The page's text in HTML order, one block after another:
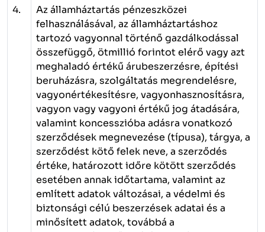
4.
Az államháztartás pénzeszközei
felhasználásával, az államháztartáshoz
tartozó vagyonnal történő gazdálkodással
összefüggő, ötmillió forintot elérő vagy azt
meghaladó értékű árubeszerzésre, építési
beruházásra, szolgáltatás megrendelésre,
vagyonértékesítésre, vagyonhasznosításra,
vagyon vagy vagyoni értékű jog átadására,
valamint koncesszióba adásra vonatkozó
szerződések megnevezése (típusa), tárgya, a
szerződést kötő felek neve, a szerződés
értéke, határozott időre kötött szerződés
esetében annak időtartama, valamint az
említett adatok változásai, a védelmi és
biztonsági célú beszerzések adatai és a
minősített adatok, továbbá a